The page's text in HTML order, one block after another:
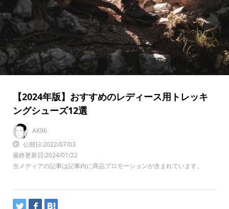
【2024年版】おすすめのレディース用トレッキ
ングシューズ12選
AK96
公開日:2022/07/03
最終更新日:2024/01/22
当メディアの記事は記事内に商品プロモーションが含まれています。